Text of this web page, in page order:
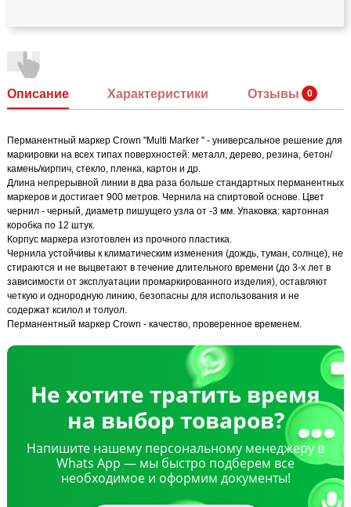
Описание Характеристики Отзывы
Перманентный маркер Crown "Multi Marker " - универсальное решение для
маркировки на всех типах поверхностей: металл, дерево, резина, бетон/
камень/кирпич, стекло, пленка, картон и др.
Длина непрерывной линии в два раза больше стандартных перманентных
маркеров и достигает 900 метров. Чернила на спиртовой основе. Цвет
чернил - черный, диаметр пишущего узла от -3 мм. Упаковка: картонная
коробка по 12 штук.
Корпус маркера изготовлен из прочного пластика.
Чернила устойчивы к климатическим изменения (дождь, туман, солнце), не
стираются и не выцветают в течение длительного времени (до 3-х лет в
зависимости от эксплуатации промаркированного изделия), оставляют
четкую и однородную линию, безопасны для использования и не
содержат ксилол и толуол.
Перманентный маркер Crown - качество, проверенное временем.
Не хотите тратить время
на выбор товаров?
Напишите нашему персональному менеджеру в
Whats App — мы быстро подберем все
необходимое и оформим документы!